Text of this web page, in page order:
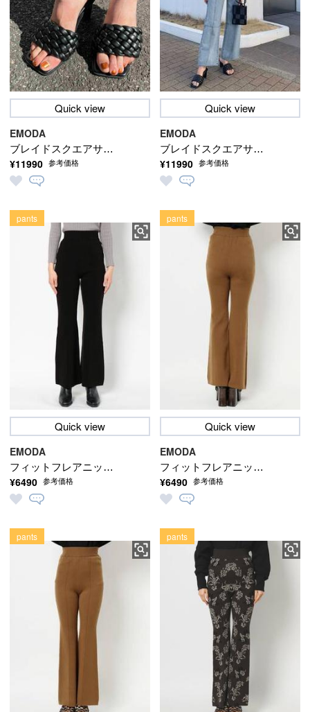
Quick view
ブレイドスクエアサン
ダル
EMODA
¥11990 参考価格
Quick view
ブレイドスクエアサン
ダル
EMODA
¥11990 参考価格
Quick view
フィットフレアニット
パンツ
EMODA
¥6490 参考価格
pants
Quick view
フィットフレアニット
パンツ
EMODA
¥6490 参考価格
pants
pants pants